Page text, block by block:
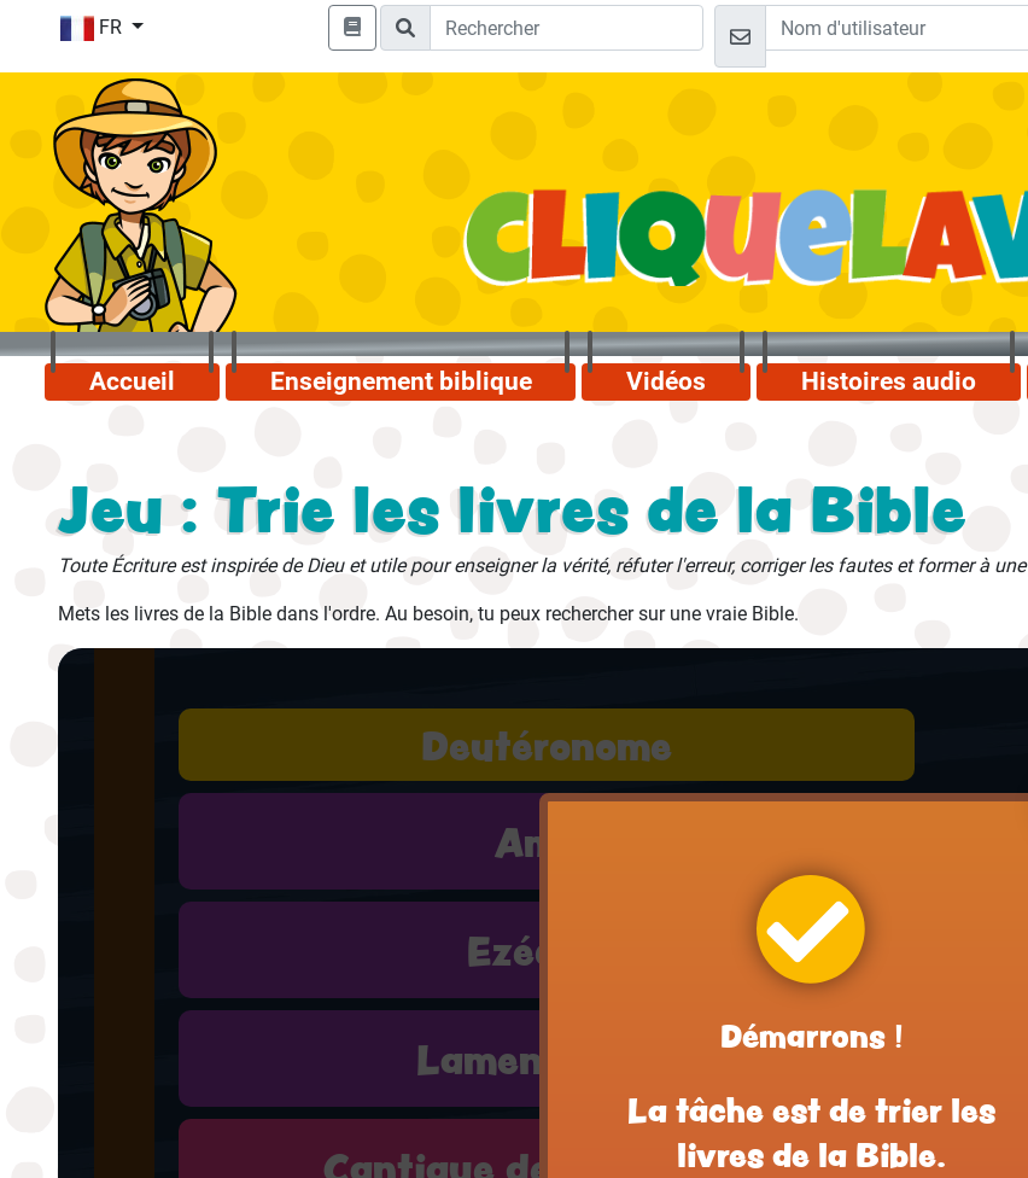
FR
Accueil Enseignement biblique Vidéos Histoires audio
Jeu : Trie les livres de la Bible
Toute Écriture est inspirée de Dieu et utile pour enseigner la vérité, réfuter l'erreur, corriger les fautes et former à
Mets les livres de la Bible dans l'ordre. Au besoin, tu peux rechercher sur une vraie Bible.
Deutéronome
Amos
Ezéckiel
Lamentations
Cantique des cantiques
Démarrons !
La tâche est de trier les
livres de la Bible.